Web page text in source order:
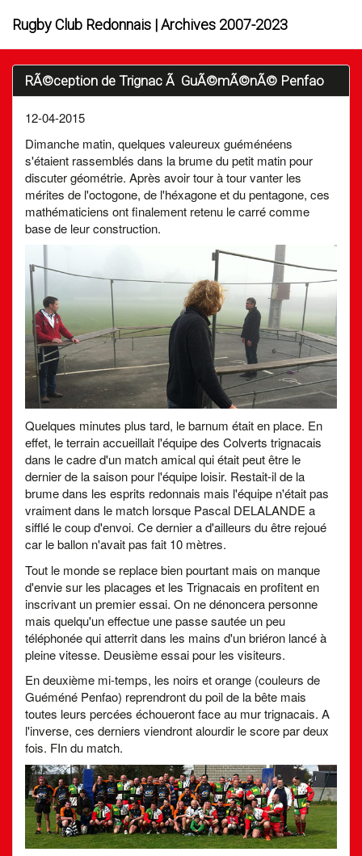
Rugby Club Redonnais | Archives 2007-2023
RÃ©ception de Trignac Ã GuÃ©mÃ©nÃ© Penfao
12-04-2015
Dimanche matin, quelques valeureux guéménéens
s'étaient rassemblés dans la brume du petit matin pour
discuter géométrie. Après avoir tour à tour vanter les
mérites de l'octogone, de l'héxagone et du pentagone, ces
mathématiciens ont finalement retenu le carré comme
base de leur construction.
Quelques minutes plus tard, le barnum était en place. En
effet, le terrain accueillait l'équipe des Colverts trignacais
dans le cadre d'un match amical qui était peut être le
dernier de la saison pour l'équipe loisir. Restait-il de la
brume dans les esprits redonnais mais l'équipe n'était pas
vraiment dans le match lorsque Pascal DELALANDE a
sifflé le coup d'envoi. Ce dernier a d'ailleurs du être rejoué
car le ballon n'avait pas fait 10 mètres.
Tout le monde se replace bien pourtant mais on manque
d'envie sur les placages et les Trignacais en profitent en
inscrivant un premier essai. On ne dénoncera personne
mais quelqu'un effectue une passe sautée un peu
téléphonée qui atterrit dans les mains d'un briéron lancé à
pleine vitesse. Deusième essai pour les visiteurs.
En deuxième mi-temps, les noirs et orange (couleurs de
Guéméné Penfao) reprendront du poil de la bête mais
toutes leurs percées échoueront face au mur trignacais. A
l'inverse, ces derniers viendront alourdir le score par deux
fois. FIn du match.